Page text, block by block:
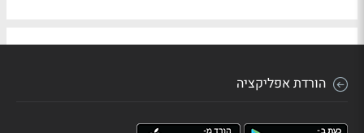
הורדת אפליקציה